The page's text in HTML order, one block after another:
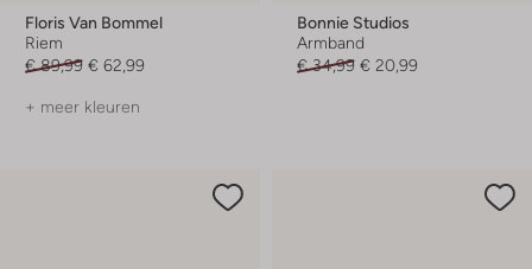
Floris Van Bommel
Riem
€ 89,99 € 62,99
+ meer kleuren
Bonnie Studios
Armband
€ 34,99 € 20,99